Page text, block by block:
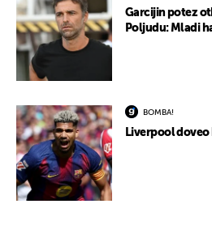
Garcijin potez
Poljudu: Mladi
BOMBA!
Liverpool